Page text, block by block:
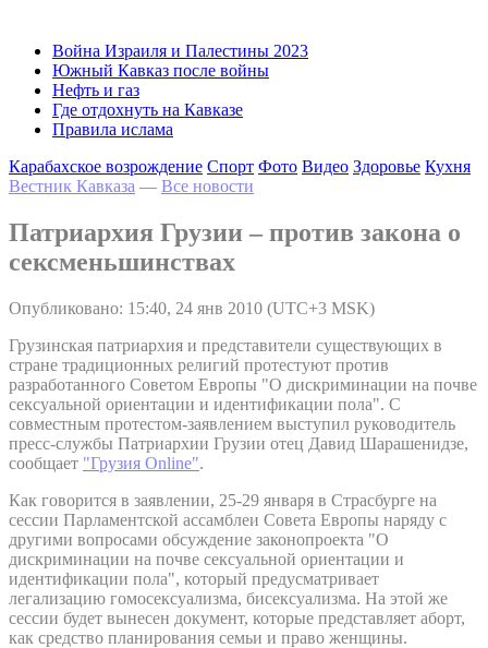
Война Израиля и Палестины 2023
Южный Кавказ после войны
Нефть и газ
Где отдохнуть на Кавказе
Правила ислама
Карабахское возрождение Спорт Фото Видео Здоровье Кухня
Вестник Кавказа — Все новости
Патриархия Грузии – против закона о
сексменьшинствах
Опубликовано: 15:40, 24 янв 2010 (UTC+3 MSK)
Грузинская патриархия и представители существующих в
стране традиционных религий протестуют против
разработанного Советом Европы "О дискриминации на почве
сексуальной ориентации и идентификации пола". С
совместным протестом-заявлением выступил руководитель
пресс-службы Патриархии Грузии отец Давид Шарашенидзе,
сообщает "Грузия Online".
Как говорится в заявлении, 25-29 января в Страсбурге на
сессии Парламентской ассамблеи Совета Европы наряду с
другими вопросами обсуждение законопроекта "О
дискриминации на почве сексуальной ориентации и
идентификации пола", который предусматривает
легализацию гомосексуализма, бисексуализма. На этой же
сессии будет вынесен документ, которые представляет аборт,
как средство планирования семьи и право женщины.